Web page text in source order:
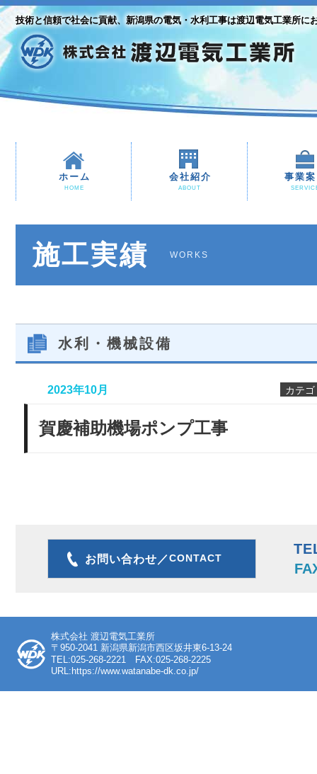
技術と信頼で社会に貢献、新潟県の電気・水利工事は渡辺電気工業所に
ホーム
HOME
会社紹介
ABOUT
事業
施工実績 WORKS
水利・機械設備
2023年10月 カテゴ
賀慶補助機場ポンプ工事
お問い合わせ／CONTACT
株式会社 渡辺電気工業所
〒950-2041 新潟県新潟市西区坂井東6-13-24
TEL:025-268-2221 FAX:025-268-2225
URL:https://www.watanabe-dk.co.jp/